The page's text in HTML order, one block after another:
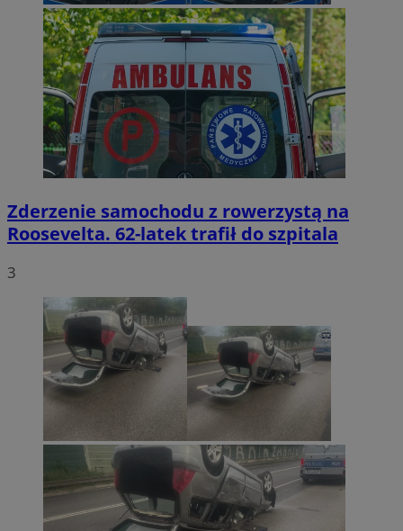
Zderzenie samochodu z rowerzystą na
Roosevelta. 62-latek trafił do szpitala
3